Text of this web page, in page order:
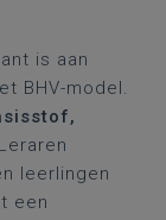
is aan
BHV-model.
leerlingen
een